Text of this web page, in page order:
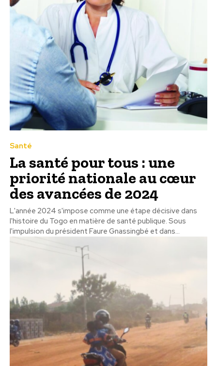
Santé
La santé pour tous : une
priorité nationale au cœur
des avancées de 2024
L'année 2024 s'impose comme une étape décisive dans
l'histoire du Togo en matière de santé publique. Sous
l'impulsion du président Faure Gnassingbé et dans...